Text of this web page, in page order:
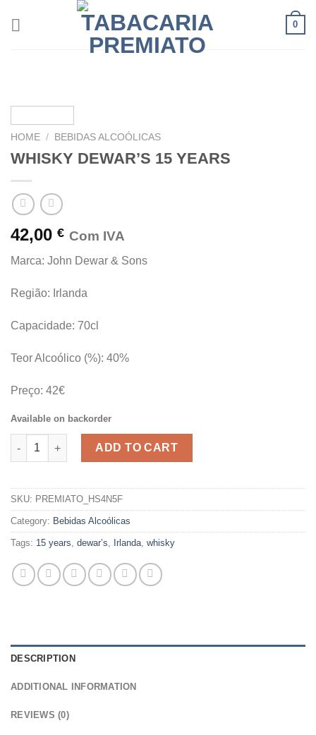
0
HOME / BEBIDAS ALCOÓLICAS
WHISKY DEWAR’S 15 YEARS
42,00 € Com IVA
Marca: John Dewar & Sons
Região: Irlanda
Capacidade: 70cl
Teor Alcoólico (%): 40%
Preço: 42€
Available on backorder
WHISKY DEWAR’S 15 YEARS quantity
ADD TO CART
SKU: PREMIATO_HS4N5F
Category: Bebidas Alcoólicas
Tags: 15 years, dewar’s, Irlanda, whisky
DESCRIPTION
ADDITIONAL INFORMATION
REVIEWS (0)